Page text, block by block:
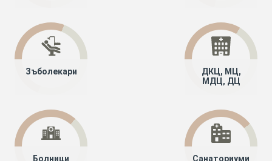
Зъболекари
ДКЦ, МЦ,
МДЦ, ДЦ
Болници Санаториуми